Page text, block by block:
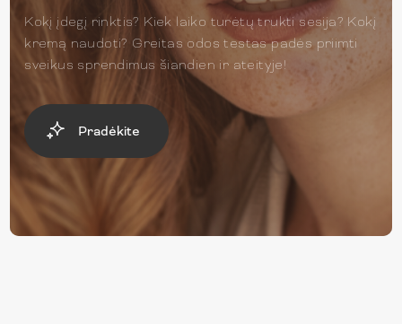
Kokį įdegį rinktis? Kiek laiko turėtų trukti sesija? Kokį
kremą naudoti? Greitas odos testas padės priimti
sveikus sprendimus šiandien ir ateityje!
Pradėkite